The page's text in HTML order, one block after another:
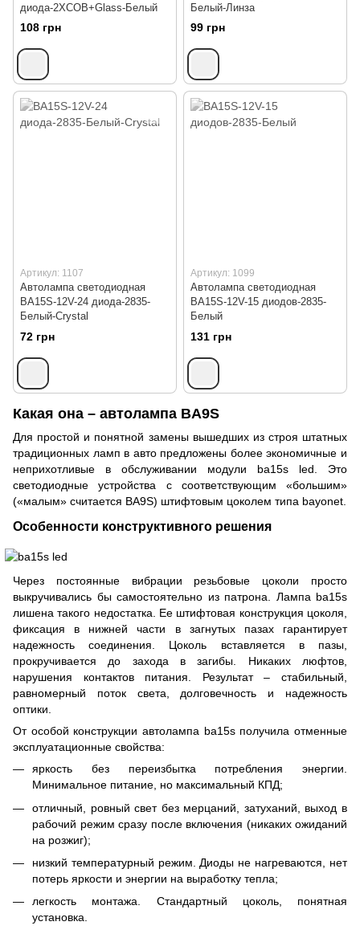
диода-2XCOB+Glass-Белый
108 грн
Белый-Линза
99 грн
Артикул: 1107
Автолампа светодиодная
BA15S-12V-24 диода-2835-
Белый-Crystal
72 грн
Артикул: 1099
Автолампа светодиодная
BA15S-12V-15 диодов-2835-
Белый
131 грн
Какая она – автолампа BA9S
Для простой и понятной замены вышедших из строя штатных
традиционных ламп в авто предложены более экономичные и
неприхотливые в обслуживании модули ba15s led. Это
светодиодные устройства с соответствующим «большим»
(«малым» считается BA9S) штифтовым цоколем типа bayonet.
Особенности конструктивного решения
Через постоянные вибрации резьбовые цоколи просто
выкручивались бы самостоятельно из патрона. Лампа ba15s
лишена такого недостатка. Ее штифтовая конструкция цоколя,
фиксация в нижней части в загнутых пазах гарантирует
надежность соединения. Цоколь вставляется в пазы,
прокручивается до захода в загибы. Никаких люфтов,
нарушения контактов питания. Результат – стабильный,
равномерный поток света, долговечность и надежность
оптики.
От особой конструкции автолампа ba15s получила отменные
эксплуатационные свойства:
яркость без переизбытка потребления энергии.
Минимальное питание, но максимальный КПД;
отличный, ровный свет без мерцаний, затуханий, выход в
рабочий режим сразу после включения (никаких ожиданий
на розжиг);
низкий температурный режим. Диоды не нагреваются, нет
потерь яркости и энергии на выработку тепла;
легкость монтажа. Стандартный цоколь, понятная
установка.